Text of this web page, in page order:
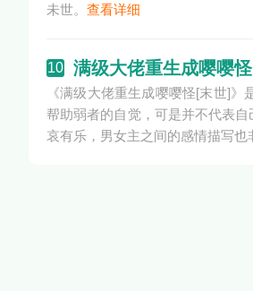
未世。 查看详细
10 满级大佬重生成嘤嘤
《满级大佬重生成嘤嘤怪[末世]
帮助弱者的自觉，可是并不代表
哀有乐，男女主之间的感情描写也